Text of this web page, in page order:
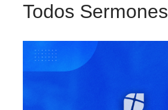
Todos Sermones